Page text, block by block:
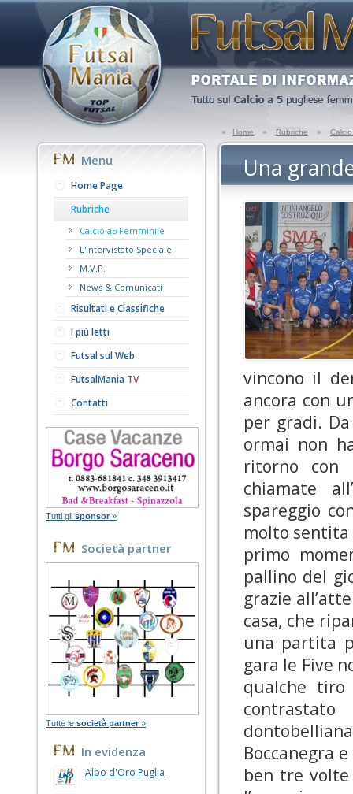
» Home » Rubriche »
Menu
Home Page
Rubriche
Calcio a5 Femminile
L'Intervistato Speciale
M.V.P.
News & Comunicati
Risultati e Classifiche
I più letti
Futsal sul Web
FutsalMania TV
Contatti
Tutti gli sponsor »
Società partner
Tutte le società partner »
In evidenza
Albo d'Oro Puglia
Una
vincono il
ancora con
per gradi.
ormai non
ritorno con
chiamate
spareggio
molto
primo
pallino del
grazie
casa, che
una partita
gara le Five
qualche
contrastato
Boccanegra
ben tre volte